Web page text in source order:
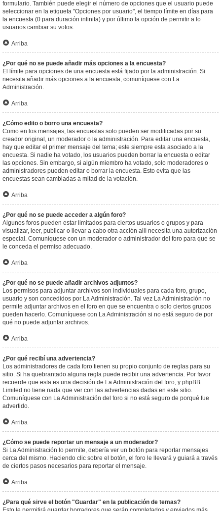
formulario. También puede elegir el número de opciones que el usuario puede
seleccionar en la etiqueta "Opciones por usuario", el tiempo límite en días para
la encuesta (0 para duración infinita) y por último la opción de permitir a lo
usuarios cambiar su votos.
Arriba
¿Por qué no se puede añadir más opciones a la encuesta?
El límite para opciones de una encuesta está fijado por la administración. Si
necesita añadir más opciones a la encuesta, comuníquese con La
Administración.
Arriba
¿Cómo edito o borro una encuesta?
Como en los mensajes, las encuestas solo pueden ser modificadas por su
creador original, un moderador o la administración. Para editar una encuesta,
hay que editar el primer mensaje del tema; este siempre esta asociado a la
encuesta. Si nadie ha votado, los usuarios pueden borrar la encuesta o editar
las opciones. Sin embargo, si algún miembro ha votado, solo moderadores o
administradores pueden editar o borrar la encuesta. Esto evita que las
encuestas sean cambiadas a mitad de la votación.
Arriba
¿Por qué no se puede acceder a algún foro?
Algunos foros pueden estar limitados para ciertos usuarios o grupos y para
visualizar, leer, publicar o llevar a cabo otra acción allí necesita una autorización
especial. Comuníquese con un moderador o administrador del foro para que se
le conceda el permiso adecuado.
Arriba
¿Por qué no se puede añadir archivos adjuntos?
Los permisos para adjuntar archivos son individuales para cada foro, grupo,
usuario y son concedidos por La Administración. Tal vez La Administración no
permite adjuntar archivos en el foro en que se encuentra o solo ciertos grupos
pueden hacerlo. Comuníquese con La Administración si no está seguro de por
qué no puede adjuntar archivos.
Arriba
¿Por qué recibí una advertencia?
Los administradores de cada foro tienen su propio conjunto de reglas para su
sitio. Si ha quebrantado alguna regla puede recibir una advertencia. Por favor
recuerde que esta es una decisión de La Administración del foro, y phpBB
Limited no tiene nada que ver con las advertencias dadas en este sitio.
Comuníquese con La Administración del foro si no está seguro de porqué fue
advertido.
Arriba
¿Cómo se puede reportar un mensaje a un moderador?
Si La Administración lo permite, debería ver un botón para reportar mensajes
cerca del mismo. Haciendo clic sobre el botón, el foro le llevará y guiará a través
de ciertos pasos necesarios para reportar el mensaje.
Arriba
¿Para qué sirve el botón "Guardar" en la publicación de temas?